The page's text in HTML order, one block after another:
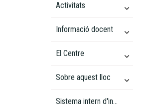
Activitats
Informació docent
El Centre
Sobre aquest lloc
Sistema intern d'informació